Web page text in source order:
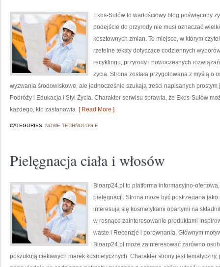
Ekos-Sułów to wartościowy blog poświęcony
podejście do przyrody nie musi oznaczać
kosztownych zmian. To miejsce, w którym
rzetelne teksty dotyczące codziennych
recyklingu, przyrody i nowoczesnych
życia. Strona została przygotowana z myślą o
wyzwania środowiskowe, ale jednocześnie szukają treści napisanych
Podróży i Edukacja i Styl Życia. Charakter serwisu sprawia, że Ekos-Sułów
każdego, kto zastanawia [ Read More ]
CATEGORIES: NOWE TECHNOLOGIE
Pielęgnacja ciała i włosów
Bioarp24.pl to platforma informacyjno-
pielęgnacji. Strona może być postrzegana
interesują się kosmetykami opartymi na
w rosnące zainteresowanie produktami
waste i Recenzje i porównania. Głównym
Bioarp24.pl może zainteresować zarówno
poszukują ciekawych marek kosmetycznych. Charakter strony jest